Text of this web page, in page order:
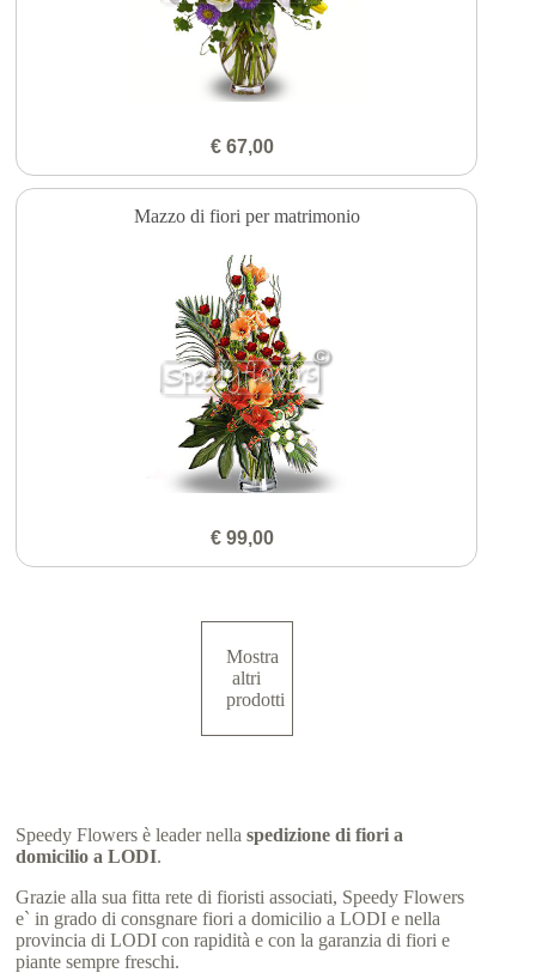
€ 67,00
Mazzo di fiori per matrimonio
€ 99,00
Mostra
altri
prodotti
Speedy Flowers è leader nellaspedizione di fiori a
domicilio a LODI.
Grazie alla sua fitta rete di fioristi associati, Speedy Flowers
e` in grado di consgnare fiori a domicilio a LODI e nella
provincia di LODI con rapidità e con la garanzia di fiori e
piante sempre freschi.